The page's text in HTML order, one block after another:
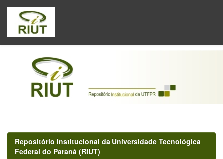
Skip
navigation
Repositório Institucional da Universidade Tecnológica
Federal do Paraná (RIUT)